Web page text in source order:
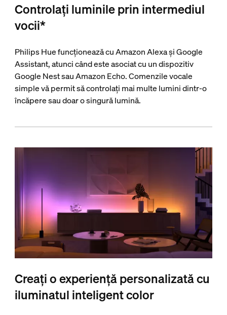
Controlați luminile prin intermediul
vocii*
Philips Hue funcționează cu Amazon Alexa și Google
Assistant, atunci când este asociat cu un dispozitiv
Google Nest sau Amazon Echo. Comenzile vocale
simple vă permit să controlați mai multe lumini dintr-o
încăpere sau doar o singură lumină.
Creați o experiență personalizată cu
iluminatul inteligent color